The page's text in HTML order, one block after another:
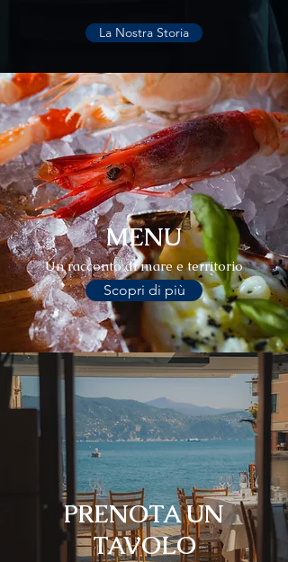
La Nostra Storia
MENU
Un racconto di mare e territorio
Scopri di più
PRENOTA UN
TAVOLO